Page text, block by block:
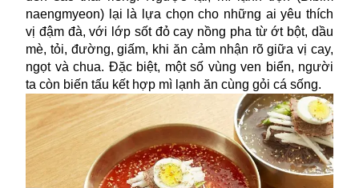
naengmyeon) lại là lựa chọn cho những ai yêu thích
vị đậm đà, với lớp sốt đỏ cay nồng pha từ ớt bột, dầu
mè, tỏi, đường, giấm, khi ăn cảm nhận rõ giữa vị cay,
ngọt và chua. Đặc biệt, một số vùng ven biển, người
ta còn biến tấu kết hợp mì lạnh ăn cùng gỏi cá sống.